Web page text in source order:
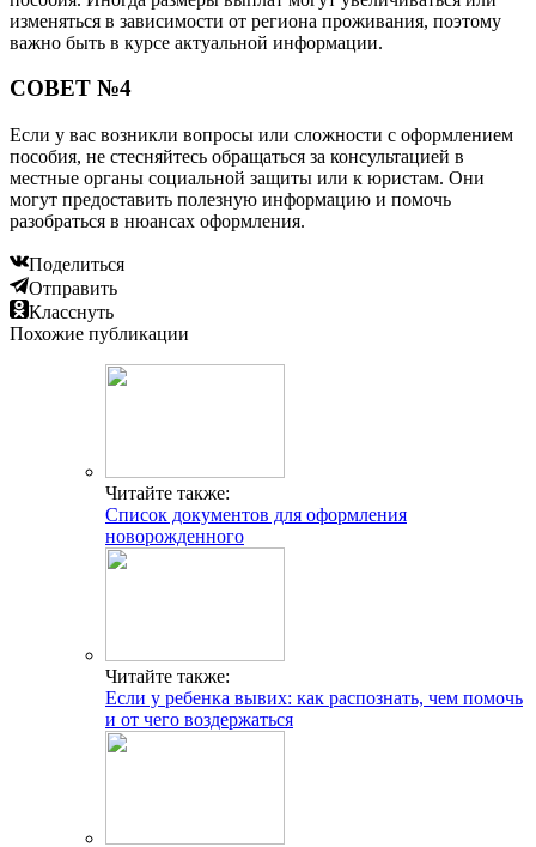
изменяться в зависимости от региона проживания, поэтому
важно быть в курсе актуальной информации.
СОВЕТ №4
Если у вас возникли вопросы или сложности с оформлением
пособия, не стесняйтесь обращаться за консультацией в
местные органы социальной защиты или к юристам. Они
могут предоставить полезную информацию и помочь
разобраться в нюансах оформления.
Поделиться
Отправить
Класснуть
Похожие публикации
Читайте также:
Список документов для оформления
новорожденного
Читайте также:
Если у ребенка вывих: как распознать, чем помочь
и от чего воздержаться